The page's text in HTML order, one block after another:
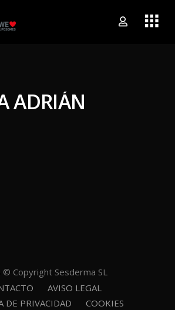
ADRIÁN
© Copyright Sesderma SL
AVISO LEGAL
DE PRIVACIDAD
COOKIES